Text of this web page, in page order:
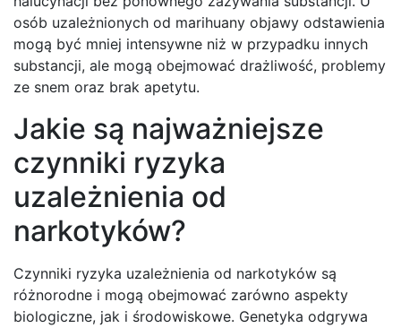
osób uzależnionych od marihuany objawy odstawienia
mogą być mniej intensywne niż w przypadku innych
substancji, ale mogą obejmować drażliwość, problemy
ze snem oraz brak apetytu.
Jakie są najważniejsze
czynniki ryzyka
uzależnienia od
narkotyków?
Czynniki ryzyka uzależnienia od narkotyków są
różnorodne i mogą obejmować zarówno aspekty
biologiczne, jak i środowiskowe. Genetyka odgrywa